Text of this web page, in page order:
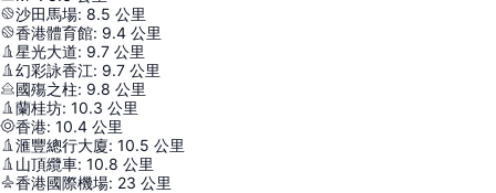
沙田馬場: 8.5 公里
香港體育館: 9.4 公里
星光大道: 9.7 公里
幻彩詠香江: 9.7 公里
國殤之柱: 9.8 公里
蘭桂坊: 10.3 公里
香港: 10.4 公里
滙豐總行大廈: 10.5 公里
山頂纜車: 10.8 公里
香港國際機場: 23 公里